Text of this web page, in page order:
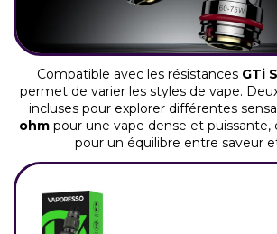
Compatible avec les résistances GTi
permet de varier les styles de vape.
incluses pour explorer différentes
ohm pour une vape dense et puissante,
pour un équilibre entre saveur